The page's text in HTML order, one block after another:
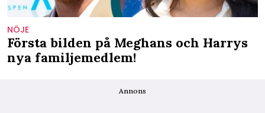
NÖJE
Första bilden på Meghans och Harrys
nya familjemedlem!
Annons